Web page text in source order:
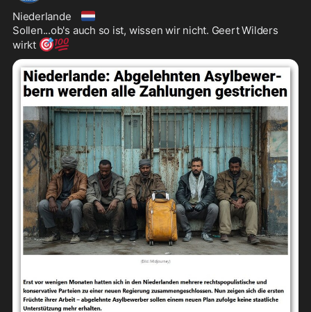
Niederlande
🇳🇱
Sollen...ob's auch so ist, wissen wir nicht. Geert Wilders
wirkt 🎯💯